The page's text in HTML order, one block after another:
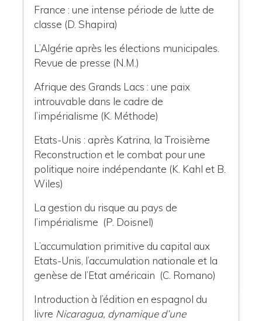
France : une intense période de lutte de
classe (D. Shapira)
L’Algérie après les élections municipales.
Revue de presse (N.M.)
Afrique des Grands Lacs : une paix
introuvable dans le cadre de
l’impérialisme (K. Méthode)
Etats-Unis : après Katrina, la Troisième
Reconstruction et le combat pour une
politique noire indépendante (K. Kahl et B.
Wiles)
La gestion du risque au pays de
l’impérialisme (P. Doisnel)
L’accumulation primitive du capital aux
Etats-Unis, l’accumulation nationale et la
genèse de l’Etat américain (C. Romano)
Introduction à l’édition en espagnol du
livre Nicaragua, dynamique d’une